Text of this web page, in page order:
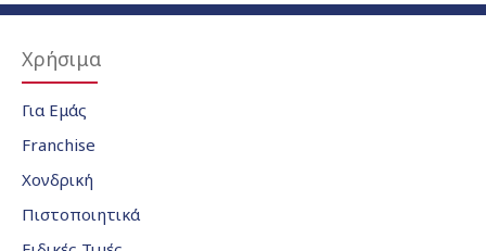
Χρήσιμα
Για Εμάς
Franchise
Χονδρική
Πιστοποιητικά